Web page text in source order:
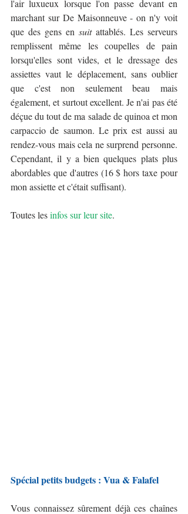
l'air luxueux lorsque l'on passe devant en
marchant sur De Maisonneuve - on n'y voit
que des gens en suit attablés. Les serveurs
remplissent même les coupelles de pain
lorsqu'elles sont vides, et le dressage des
assiettes vaut le déplacement, sans oublier
que c'est non seulement beau mais
également, et surtout excellent. Je n'ai pas été
déçue du tout de ma salade de quinoa et mon
carpaccio de saumon. Le prix est aussi au
rendez-vous mais cela ne surprend personne.
Cependant, il y a bien quelques plats plus
abordables que d'autres (16 $ hors taxe pour
mon assiette et c'était suffisant).
Toutes les infos sur leur site.
Spécial petits budgets : Vua & Falafel
Vous connaissez sûrement déjà ces chaînes